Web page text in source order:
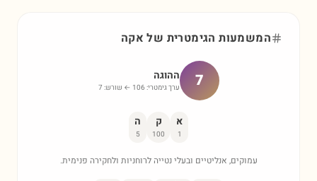
המשמעות הגימטרית של אקה
7 ההוגה
ערך גימטרי: 106 ← שורש: 7
א
1
ק
100
ה
5
עמוקים, אנליטיים ובעלי נטייה לרוחניות ולחקירה פנימית.